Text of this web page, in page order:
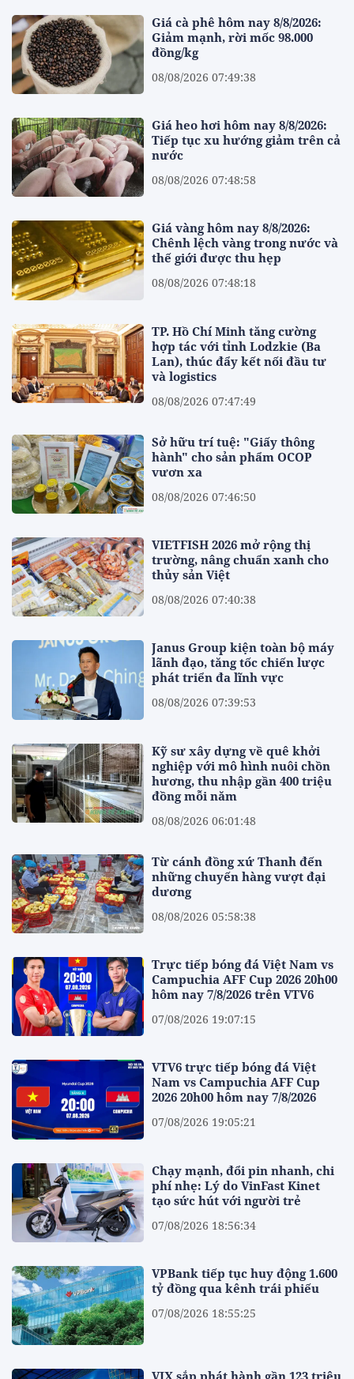
Giá cà phê hôm nay 8/8/2026:
Giảm mạnh, rời mốc 98.000
đồng/kg
08/08/2026 07:49:38
Giá heo hơi hôm nay 8/8/2026:
Tiếp tục xu hướng giảm trên cả
nước
08/08/2026 07:48:58
Giá vàng hôm nay 8/8/2026:
Chênh lệch vàng trong nước và
thế giới được thu hẹp
08/08/2026 07:48:18
TP. Hồ Chí Minh tăng cường
hợp tác với tỉnh Lodzkie (Ba
Lan), thúc đẩy kết nối đầu tư
và logistics
08/08/2026 07:47:49
Sở hữu trí tuệ: "Giấy thông
hành" cho sản phẩm OCOP
vươn xa
08/08/2026 07:46:50
VIETFISH 2026 mở rộng thị
trường, nâng chuẩn xanh cho
thủy sản Việt
08/08/2026 07:40:38
Janus Group kiện toàn bộ máy
lãnh đạo, tăng tốc chiến lược
phát triển đa lĩnh vực
08/08/2026 07:39:53
Kỹ sư xây dựng về quê khởi
nghiệp với mô hình nuôi chồn
hương, thu nhập gần 400 triệu
đồng mỗi năm
08/08/2026 06:01:48
Từ cánh đồng xứ Thanh đến
những chuyến hàng vượt đại
dương
08/08/2026 05:58:38
Trực tiếp bóng đá Việt Nam vs
Campuchia AFF Cup 2026 20h00
hôm nay 7/8/2026 trên VTV6
07/08/2026 19:07:15
VTV6 trực tiếp bóng đá Việt
Nam vs Campuchia AFF Cup
2026 20h00 hôm nay 7/8/2026
07/08/2026 19:05:21
Chạy mạnh, đổi pin nhanh, chi
phí nhẹ: Lý do VinFast Kinet
tạo sức hút với người trẻ
07/08/2026 18:56:34
VPBank tiếp tục huy động 1.600
tỷ đồng qua kênh trái phiếu
07/08/2026 18:55:25